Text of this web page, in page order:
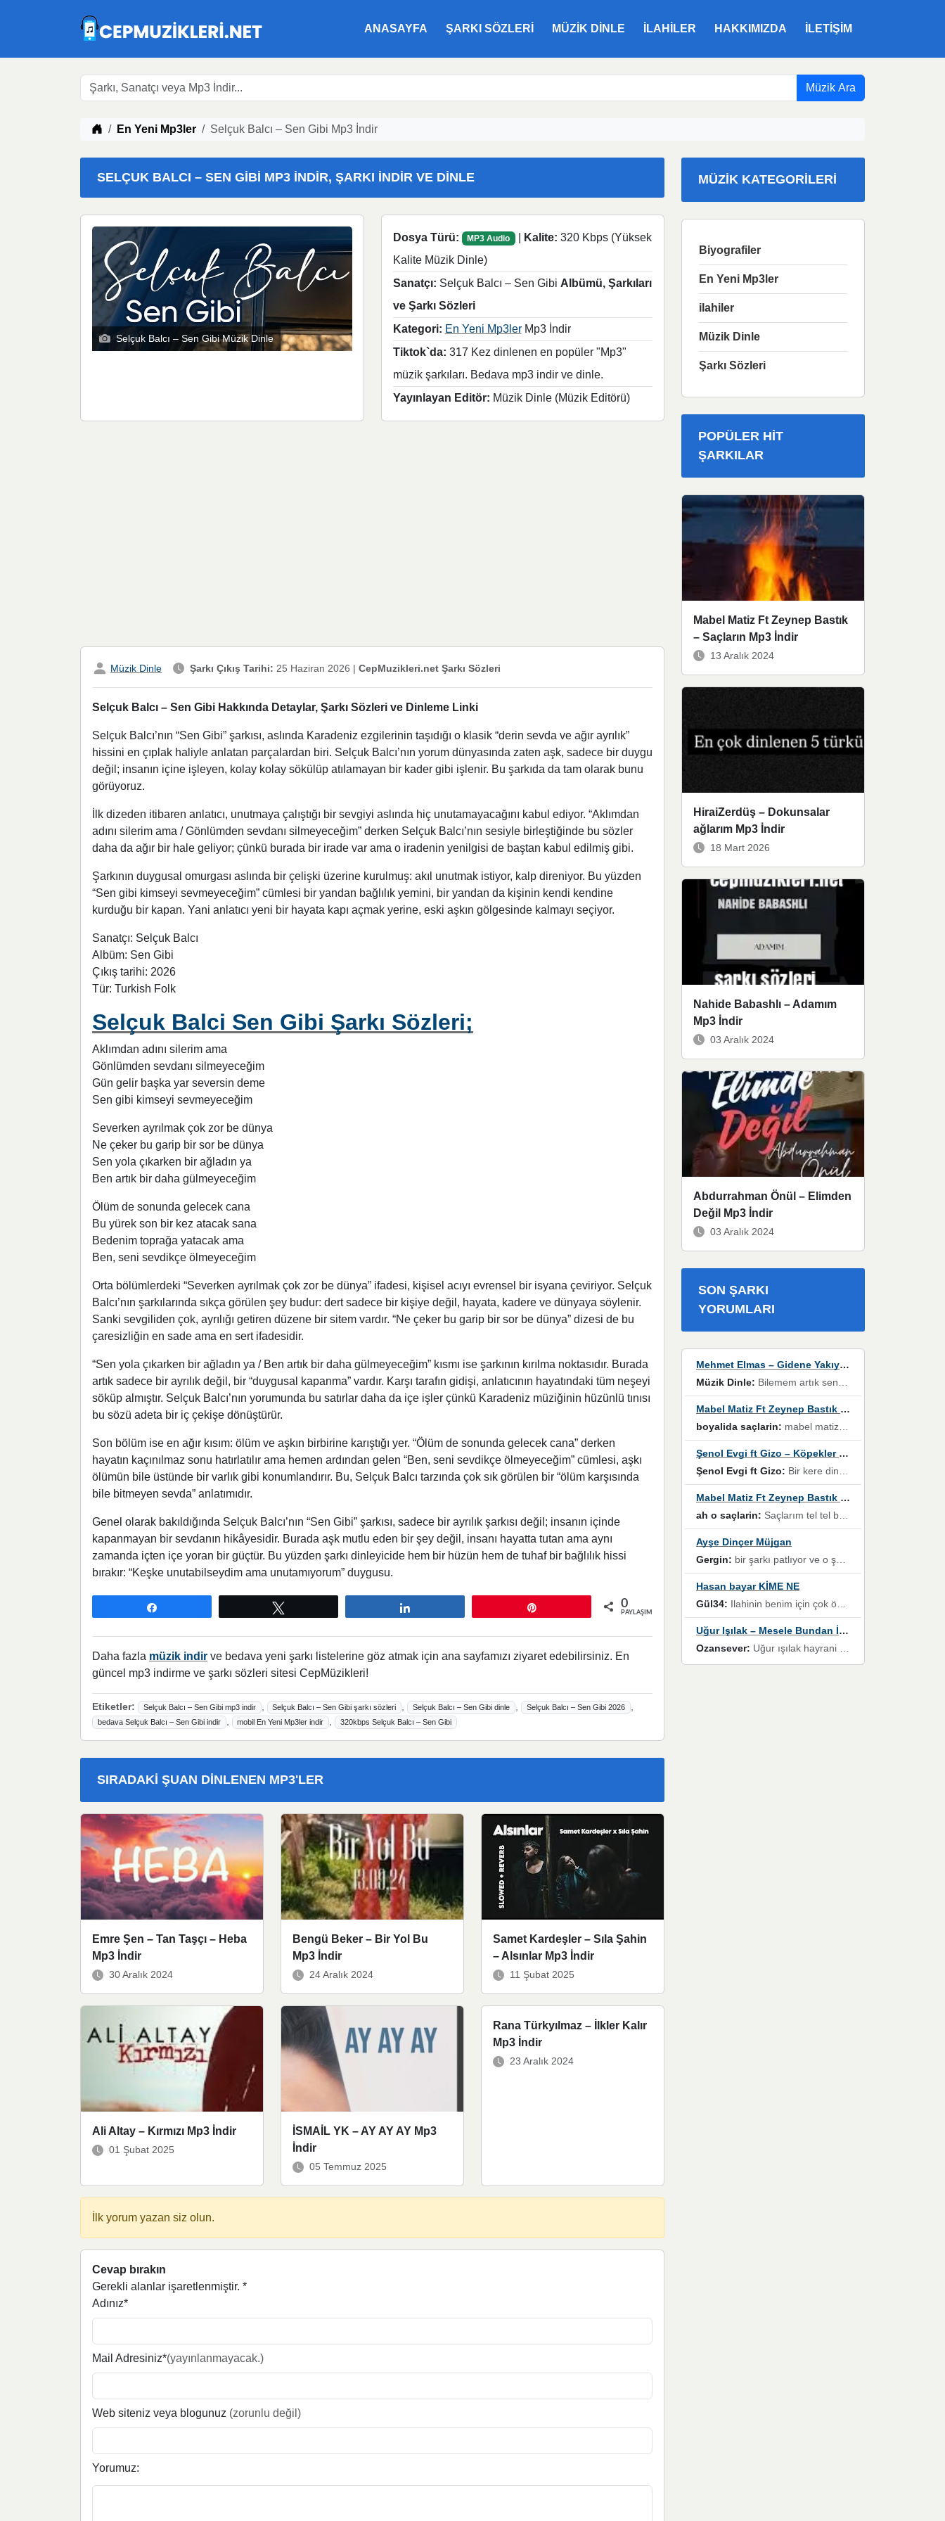
ANASAYFA ŞARKI SÖZLERI MÜZIK DINLE ILAHILER HAKKIMIZDA İLETIŞIM
Müzik Ara
Müzik indir
En Yeni Mp3ler Selçuk Balcı – Sen Gibi Mp3 İndir
SELÇUK BALCI – SEN GIBI MP3 İNDIR, ŞARKI İNDIR VE DINLE
Selçuk Balcı – Sen Gibi Müzik Dinle
Dosya Türü: MP3 Audio Kalite: 320 Kbps (Yüksek
Kalite Müzik Dinle)
Sanatçı: Selçuk Balcı – Sen Gibi Albümü, Şarkıları
ve Şarkı Sözleri
Kategori: En Yeni Mp3lerMp3 İndir
Tiktok`da: 317 Kez dinlenen en popüler "Mp3"
müzik şarkıları. Bedava mp3 indir ve dinle.
Yayınlayan Editör: Müzik Dinle (Müzik Editörü)
Müzik Dinle Şarkı Çıkış Tarihi: 25 Haziran 2026 | CepMuzikleri.net Şarkı Sözleri
Selçuk Balcı – Sen Gibi Hakkında Detaylar, Şarkı Sözleri ve Dinleme Linki
Selçuk Balcı’nın “Sen Gibi” şarkısı, aslında Karadeniz ezgilerinin taşıdığı o klasik “derin sevda ve ağır ayrılık”
hissini en çıplak haliyle anlatan parçalardan biri. Selçuk Balcı’nın yorum dünyasında zaten aşk, sadece bir duygu
değil; insanın içine işleyen, kolay kolay sökülüp atılamayan bir kader gibi işlenir. Bu şarkıda da tam olarak bunu
görüyoruz.
İlk dizeden itibaren anlatıcı, unutmaya çalıştığı bir sevgiyi aslında hiç unutamayacağını kabul ediyor. “Aklımdan
adını silerim ama / Gönlümden sevdanı silmeyeceğim” derken Selçuk Balcı’nın sesiyle birleştiğinde bu sözler
daha da ağır bir hale geliyor; çünkü burada bir irade var ama o iradenin yenilgisi de baştan kabul edilmiş gibi.
Şarkının duygusal omurgası aslında bir çelişki üzerine kurulmuş: akıl unutmak istiyor, kalp direniyor. Bu yüzden
“Sen gibi kimseyi sevmeyeceğim” cümlesi bir yandan bağlılık yemini, bir yandan da kişinin kendi kendine
kurduğu bir kapan. Yani anlatıcı yeni bir hayata kapı açmak yerine, eski aşkın gölgesinde kalmayı seçiyor.
Sanatçı: Selçuk Balcı
Albüm: Sen Gibi
Çıkış tarihi: 2026
Tür: Turkish Folk
Selçuk Balci Sen Gibi Şarkı Sözleri;
Aklımdan adını silerim ama
Gönlümden sevdanı silmeyeceğim
Gün gelir başka yar seversin deme
Sen gibi kimseyi sevmeyeceğim
Severken ayrılmak çok zor be dünya
Ne çeker bu garip bir sor be dünya
Sen yola çıkarken bir ağladın ya
Ben artık bir daha gülmeyeceğim
Ölüm de sonunda gelecek cana
Bu yürek son bir kez atacak sana
Bedenim toprağa yatacak ama
Ben, seni sevdikçe ölmeyeceğim
Orta bölümlerdeki “Severken ayrılmak çok zor be dünya” ifadesi, kişisel acıyı evrensel bir isyana çeviriyor. Selçuk
Balcı’nın şarkılarında sıkça görülen şey budur: dert sadece bir kişiye değil, hayata, kadere ve dünyaya söylenir.
Sanki sevgiliden çok, ayrılığı getiren düzene bir sitem vardır. “Ne çeker bu garip bir sor be dünya” dizesi de bu
çaresizliğin en sade ama en sert ifadesidir.
“Sen yola çıkarken bir ağladın ya / Ben artık bir daha gülmeyeceğim” kısmı ise şarkının kırılma noktasıdır. Burada
artık sadece bir ayrılık değil, bir “duygusal kapanma” vardır. Karşı tarafın gidişi, anlatıcının hayatındaki tüm neşeyi
söküp almıştır. Selçuk Balcı’nın yorumunda bu satırlar daha da içe işler çünkü Karadeniz müziğinin hüzünlü tınısı
bu sözü adeta bir iç çekişe dönüştürür.
Son bölüm ise en ağır kısım: ölüm ve aşkın birbirine karıştığı yer. “Ölüm de sonunda gelecek cana” derken
hayatın kaçınılmaz sonu hatırlatılır ama hemen ardından gelen “Ben, seni sevdikçe ölmeyeceğim” cümlesi, aşkı
ölümün bile üstünde bir varlık gibi konumlandırır. Bu, Selçuk Balcı tarzında çok sık görülen bir “ölüm karşısında
bile bitmeyen sevda” anlatımıdır.
Genel olarak bakıldığında Selçuk Balcı’nın “Sen Gibi” şarkısı, sadece bir ayrılık şarkısı değil; insanın içinde
kapanmayan bir sevdanın hikâyesidir. Burada aşk mutlu eden bir şey değil, insanı hayatta tutan ama aynı
zamanda içten içe yoran bir güçtür. Bu yüzden şarkı dinleyicide hem bir hüzün hem de tuhaf bir bağlılık hissi
bırakır: “Keşke unutabilseydim ama unutamıyorum” duygusu.
0
PAYLAŞIMLAR
Daha fazla müzik indir ve bedava yeni şarkı listelerine göz atmak için ana sayfamızı ziyaret edebilirsiniz. En
güncel mp3 indirme ve şarkı sözleri sitesi CepMüzikleri!
Etiketler: Selçuk Balcı – Sen Gibi mp3 indir , Selçuk Balcı – Sen Gibi şarkı sözleri , Selçuk Balcı – Sen Gibi dinle , Selçuk Balcı – Sen Gibi 2026 ,
bedava Selçuk Balcı – Sen Gibi indir , mobil En Yeni Mp3ler indir , 320kbps Selçuk Balcı – Sen Gibi
SIRADAKI ŞUAN DINLENEN MP3'LER
Emre Şen – Tan Taşçı – Heba
Mp3 İndir
30 Aralık 2024
Bengü Beker – Bir Yol Bu
Mp3 İndir
24 Aralık 2024
Samet Kardeşler – Sıla Şahin
– Alsınlar Mp3 İndir
11 Şubat 2025
Ali Altay – Kırmızı Mp3 İndir
01 Şubat 2025
İSMAİL YK – AY AY AY Mp3
İndir
05 Temmuz 2025
Rana Türkyılmaz – İlkler Kalır
Mp3 İndir
23 Aralık 2024
İlk yorum yazan siz olun.
Cevap bırakın
Gerekli alanlar işaretlenmiştir. *
Adınız*
Mail Adresiniz*(yayınlanmayacak.)
Web siteniz veya blogunuz (zorunlu değil)
Yorumuz:
MÜZIK KATEGORILERI
Biyografiler
En Yeni Mp3ler
ilahiler
Müzik Dinle
Şarkı Sözleri
POPÜLER HIT
ŞARKILAR
Mabel Matiz Ft Zeynep Bastık
– Saçların Mp3 İndir
13 Aralık 2024
HiraiZerdüş – Dokunsalar
ağlarım Mp3 İndir
18 Mart 2026
Nahide Babashlı – Adamım
Mp3 İndir
03 Aralık 2024
Abdurrahman Önül – Elimden
Değil Mp3 İndir
03 Aralık 2024
SON ŞARKI
YORUMLARI
Mehmet Elmas – Gidene Yakıyorum
Müzik Dinle: Bilemem artık senden bir şans daha / Düştüğün zaman ben olmayacağım yanında” dizeleri, artık geçmişin tekrarına izin verilmeyeceğini, kişisel sınırların çizildiğini gösteriyor.
Mabel Matiz Ft Zeynep Bastık – Saçların
boyalida saçlarin: mabel matiz'in maya albümünde yer alan güzellerden. parça da şarkı hani! müzikal altyapısına vurulduğum, sözlerinde kaybolduğum bir parça olmuş.
Şenol Evgi ft Gizo – Köpekler Tanımadıklarına havlar
Şenol Evgi ft Gizo: Bir kere dinlememe rağmen kulaklardan gitmiyor sen sen sen sen kurban ol sen sen sen sen hayran ol yükses ses müzik dinleme sebebisiniz canlar bomba gibi patladınız maşallah
Mabel Matiz Ft Zeynep Bastık – Saçların
ah o saçlarin: Saçlarım tel tel beyazlıyor beyazlagına degil yanımda sen yoksun ona üzülüyorum günler bir bir geçiyor geçen günlere değil sensiz geçen günlere darılıyorum,Dinledikce asla kavusamayacagim ama asla unutamicagim sevdiğim adam için yanar içim
Ayşe Dinçer Müjgan
Gergin: bir şarkı patlıyor ve o şarkıyı millet her paylaşımın altına koyuyor ve öyle bir durum hal alıyor ki şarkıyı dinlemeden şarkıdan bikıyorsun Ama bu enteresan bir şekilde dillere dolanıyor millet olarak seviyoruz dertlerle boğuşurken bir yandan da göbek atmayi))) diyeceklerim bu kadar güzel hoş bir sayfa emeğinize sağlık arkadaşlar kolay gelsin
Hasan bayar KİME NE
Gül34: Ilahinin benim için çok özel bir yeri var İlk çıktığında komşum ne kadar yüksek sesle dinliyorsa orada duymuştum ve YouTube'dan aratıp Bu ilahiyi bulmuştum ve sonra müdavimi oldum günlük Ben de 3-5 kere dinleyip ezberleyip artık ilahiye bende eşlik ediyorum yüksek sesle Allah razı olsun hizmet nimettir Rabbim sizin zahmetlerinize de hayırlı nimetler versin Selam ve dua ile Allah'a emanet olun
Uğur Işılak – Mesele Bundan İbaret
Ozansever: Uğur ışılak hayrani olarak eski yeni tüm eserlerini keyifle huzurla dinleyenlerden birisiyim, emeğine saygı duyan gönül veren bunu en güzel şekilde sevenlerine ulaştıran siz değerli sayfa yöneticilerine de teşekkür ederim